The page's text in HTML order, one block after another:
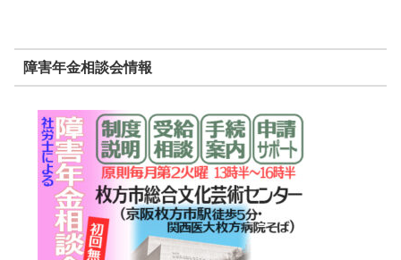
障害年金相談会情報